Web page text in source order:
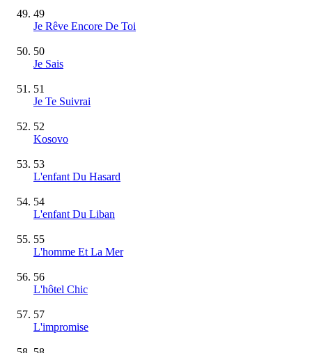
49
Je Rêve Encore De Toi
50
Je Sais
51
Je Te Suivrai
52
Kosovo
53
L'enfant Du Hasard
54
L'enfant Du Liban
55
L'homme Et La Mer
56
L'hôtel Chic
57
L'impromise